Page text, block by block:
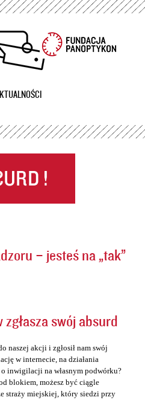
– jesteś na „tak”
swój absurd
naszej akcji i zgłosił nam swój
w internecie, na działania
inwigilacji na własnym podwórku?
blokiem, możesz być ciągle
straży miejskiej, który siedzi przy